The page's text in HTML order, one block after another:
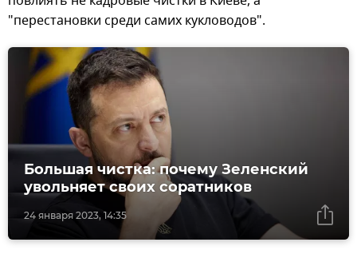
"перестановки среди самих кукловодов".
24 января 2023, 14:35
Большая чистка: почему Зеленский
увольняет своих соратников